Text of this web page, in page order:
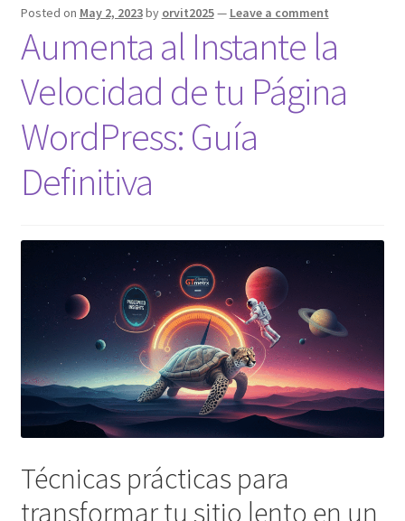
Posted on May 2, 2023by orvit2025— Leave a comment
Aumenta al Instante la
Velocidad de tu Página
WordPress: Guía
Definitiva
Técnicas prácticas para
transformar tu sitio lento en un